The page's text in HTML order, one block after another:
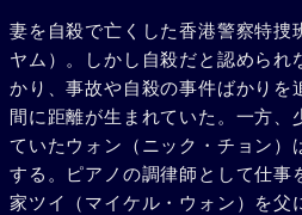
妻を自殺で亡くした香港警察特捜
ヤム）。しかし自殺だと認められ
かり、事故や自殺の事件ばかりを
間に距離が生まれていた。一方、
ていたウォン（ニック・チョン）
する。ピアノの調律師として仕事
家ツイ（マイケル・ウォン）を父